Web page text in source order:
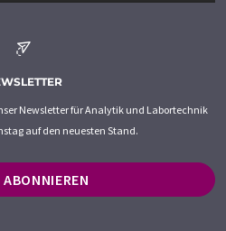
Newsletter für Analytik und Labortechnik
auf den neuesten Stand.